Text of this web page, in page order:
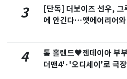
3
[단독] 더보이즈 선우, 그
에 안긴다…앳에어리어
4
톰 홀랜드♥젠데이아 부
더맨4'·'오디세이'로 극